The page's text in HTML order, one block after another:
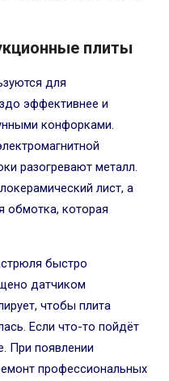
плиты
для
эффективнее и
конфорками.
разогревают металл.
лист, а
обмотка, которая
быстро
датчиком
чтобы плита
Если что-то пойдёт
При появлении
профессиональных